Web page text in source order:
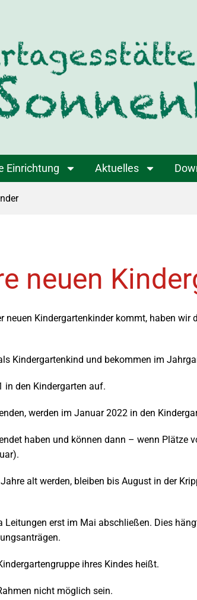
Einrichtung Aktuelles
neuen
Kindergartenkinder kommt, haben
Kindergartenkind und bekommen im
in den Kindergarten auf.
werden im Januar 2022 in den
haben und können dann – wenn Plätze
alt werden, bleiben bis August in der
erst im Mai abschließen. Dies
ihres Kindes heißt.
nicht möglich sein.